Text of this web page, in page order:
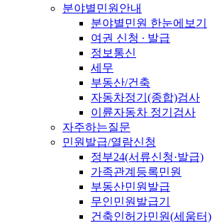
분야별민원안내
분야별민원 한눈에보기
여권 신청 ∙ 발급
정보통신
세무
부동산/건축
자동차정기(종합)검사
이륜자동차 정기검사
자주하는질문
민원발급/열람신청
정부24(서류신청·발급)
가족관계등록민원
부동산민원발급
무인민원발급기
건축인허가민원(세움터)